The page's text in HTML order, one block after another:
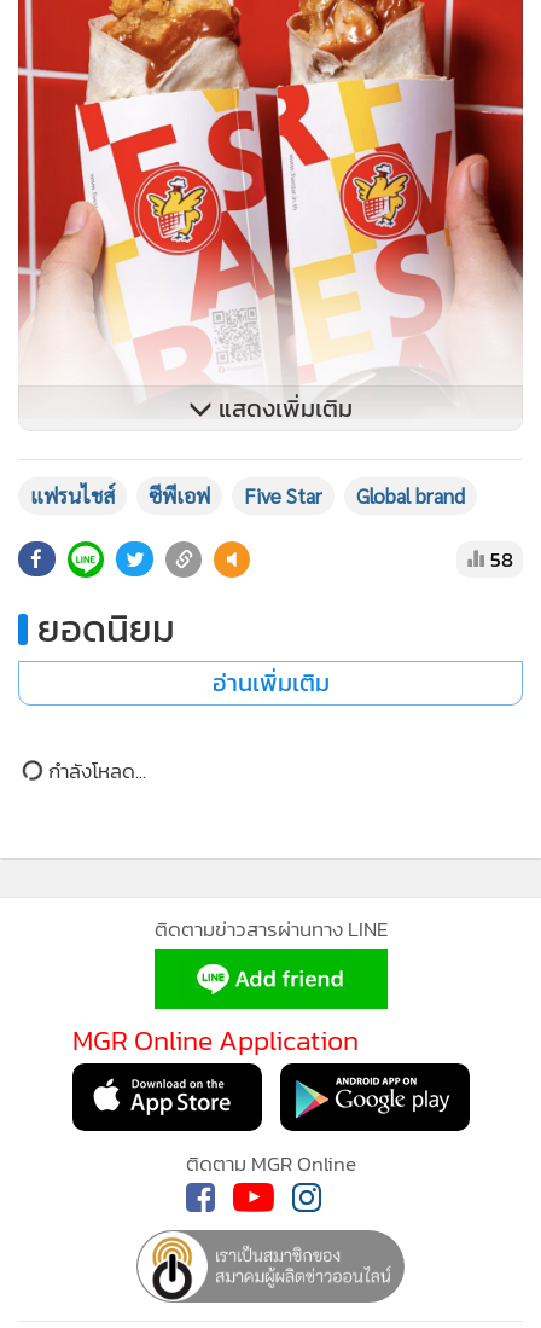
สุนทร อธิบายให้เห็นภาพการเปลี่ยนผ่านของธุรกิจอาหารว่า เมื่อ
เทคโนโลยีและฐานข้อมูลเข้ามามีบทบาทสำคัญในการดำเนิน
ธุรกิจ Five Star จึงต้องมองภาพใหญ่เพื่อสเกลไปถึง Global
brand หนึ่งในความท้าทายใหญ่คือการพาผู้ประกอบการแฟรน
ไชส์เดิม ซึ่งหลายรายอยู่กับ Five Star มานานกว่าสิบปี สามารถ
ไชส์เติบโตได้ดีขึ้น ทั้งการสนับสนุนด้านทำเล การขยายพื้นที่ขาย
การเสริมระบบเดลิเวอรี รวมถึงเพิ่มระบบตรวจสอบคุณภาพร้าน
ที่ช่วยรักษามาตรฐานได้อย่างต่อเนื่อง เพื่อให้ผู้ประกอบการมี
รายได้ที่มั่นคงและมั่นใจขึ้น ก่อนจะพากลุ่มแฟรนไชส์เดิมขยับสู่
โมเดล QSR ที่มีระบบจัดการที่ชัดเจน และสามารถส่งต่อกิจการ
ให้รุ่นถัดไปได้อย่างยั่งยืนกว่า คนรุ่นใหม่ก็อยากสานต่อกิจการ
เพราะดูมีหน้าร้านที่มั่นคง และขยายต่อได้ อย่างไรก็ตาม เราไม่
ได้เปลี่ยนทุกอย่างจนลูกค้าเดิมรู้สึกว่า Five Star ไม่ใช่แบรนด์
เดิมอีกต่อไป ในบางพื้นที่ เรายังคงดีไซน์ให้มีตู้โชว์ด้านหน้า
เหมือนเดิม เพราะลูกค้าหลายคนยังคุ้นเคยกับการเดินมาสั่งแบบ
grab & go ขณะที่ด้านในก็มีพื้นที่นั่งทานพร้อมแอร์รองรับลูกค้า
กลุ่มใหม่ ให้ตอบโจทย์ทุกกลุ่มลูกค้าได้ในคราวเดียว”
แสดงเพิ่มเติม
แฟรนไชส์ ซีพีเอฟ Five Star Global brand
58
ยอดนิยม
อ่านเพิ่มเติม
กำลังโหลด...
ติดตามข่าวสารผ่านทาง LINE
MGR Online Application
ติดตาม MGR Online
MGR Online ใช้คุกกี้ (Cookies)
MGR Online ใช้คุกกี้ เพื่อจัดการข้อมูลส่วนบุคคลเพื่อนำเ
ประสบการณ์คอนเทนต์ที่ดีที่สุดให้กับผู้อ่านบนเว็บไซต์ แ
แอพพลิเคชั่นเงื่อนไขการใช้งานเว็บไซต์
รับทราบ